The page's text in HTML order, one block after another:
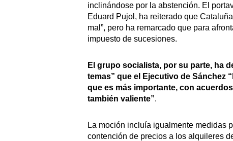
inclinándose por la abstención. El
Eduard Pujol, ha reiterado que
mal”, pero ha remarcado que para
impuesto de sucesiones.
El grupo socialista, por su parte, ha
temas” que el Ejecutivo de Sánchez
que es más importante, con
también valiente”.
La moción incluía igualmente medidas
contención de precios a los alquileres